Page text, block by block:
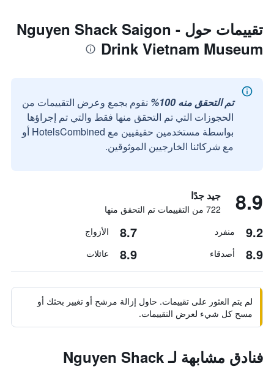
تقييمات حول Nguyen Shack Saigon -
Drink Vietnam Museum
تم التحقق منه 100%
نقوم بجمع وعرض التقييمات من
الحجوزات التي تم التحقق منها فقط والتي تم إجراؤها
بواسطة مستخدمين حقيقيين مع HotelsCombined أو
مع شركائنا الخارجيين الموثوقين.
8.9 جيد جدًا
722 من التقييمات تم التحقق منها
9.2 منفرد 8.7 الأزواج
8.9 أصدقاء 8.9 عائلات
لم يتم العثور على تقييمات. حاول إزالة مرشح أو تغيير بحثك أو
مسح كل شيء لعرض التقييمات.
فنادق مشابهة لـ Nguyen Shack